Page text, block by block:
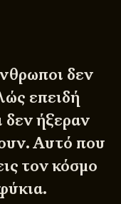
δεν
επειδή
δεν ήξεραν
Αυτό που
τον κόσμο